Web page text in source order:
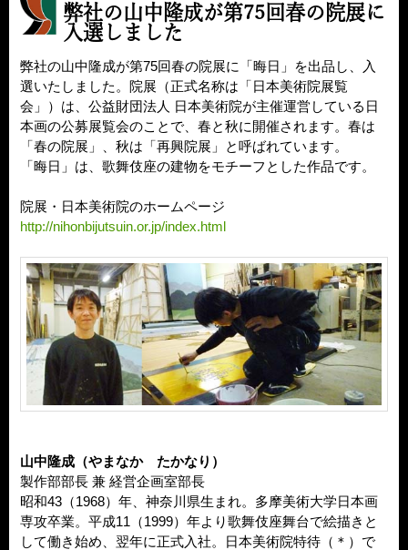
弊社の山中隆成が第75回春の院展に
入選しました
弊社の山中隆成が第75回春の院展に「晦日」を出品し、入
選いたしました。院展（正式名称は「日本美術院展覧
会」）は、公益財団法人 日本美術院が主催運営している日
本画の公募展覧会のことで、春と秋に開催されます。春は
「春の院展」、秋は「再興院展」と呼ばれています。
「晦日」は、歌舞伎座の建物をモチーフとした作品です。
院展・日本美術院のホームページ
http://nihonbijutsuin.or.jp/index.html
山中隆成（やまなか たかなり）
製作部部長 兼 経営企画室部長
昭和43（1968）年、神奈川県生まれ。多摩美術大学日本画
専攻卒業。平成11（1999）年より歌舞伎座舞台で絵描きと
して働き始め、翌年に正式入社。日本美術院特待（＊）で